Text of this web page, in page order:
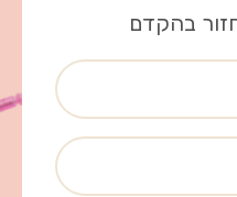
בהקדם